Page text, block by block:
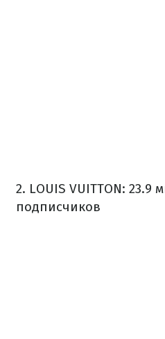
2. LOUIS VUITTON: 23.9
подписчиков